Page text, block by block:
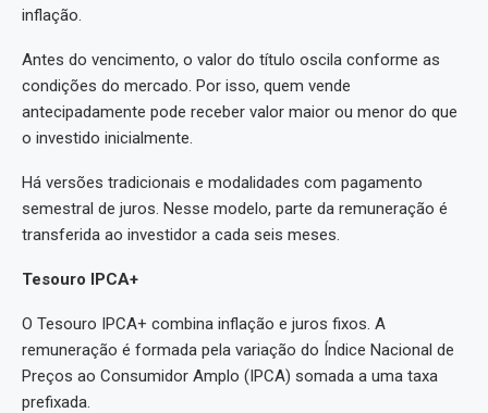
inflação.
Antes do vencimento, o valor do título oscila conforme as
condições do mercado. Por isso, quem vende
antecipadamente pode receber valor maior ou menor do que
o investido inicialmente.
Há versões tradicionais e modalidades com pagamento
semestral de juros. Nesse modelo, parte da remuneração é
transferida ao investidor a cada seis meses.
Tesouro IPCA+
O Tesouro IPCA+ combina inflação e juros fixos. A
remuneração é formada pela variação do Índice Nacional de
Preços ao Consumidor Amplo (IPCA) somada a uma taxa
prefixada.